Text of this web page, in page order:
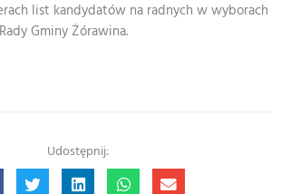
list kandydatów na radnych w wyborach
Gminy Żórawina.
Udostępnij: